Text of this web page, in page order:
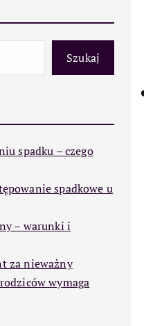
Szukaj
spadku – czego
spadkowe u
– warunki i
za nieważny
wymaga